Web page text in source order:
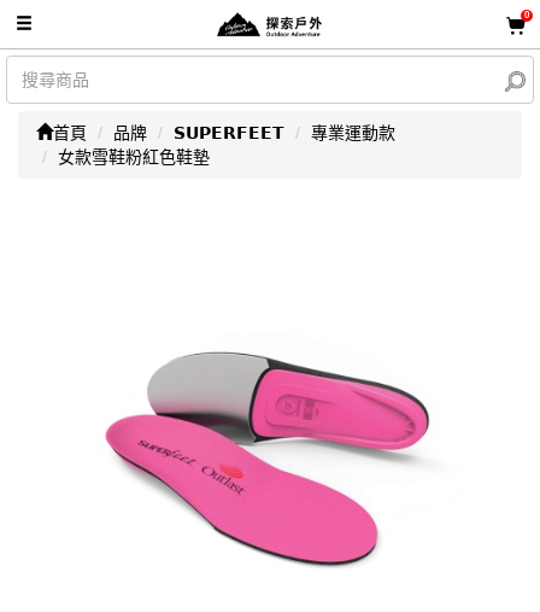
0
首頁 品牌 𝗦𝗨𝗣𝗘𝗥𝗙𝗘𝗘𝗧
專業運動款
女款雪鞋粉紅色鞋墊